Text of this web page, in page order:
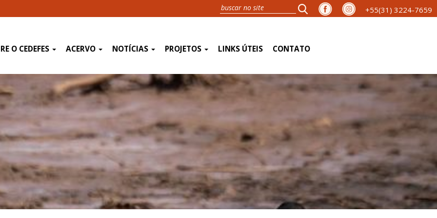
+55(31) 3224-7659
O CEDEFES ACERVO NOTÍCIAS PROJETOS LINKS ÚTEIS CONTATO